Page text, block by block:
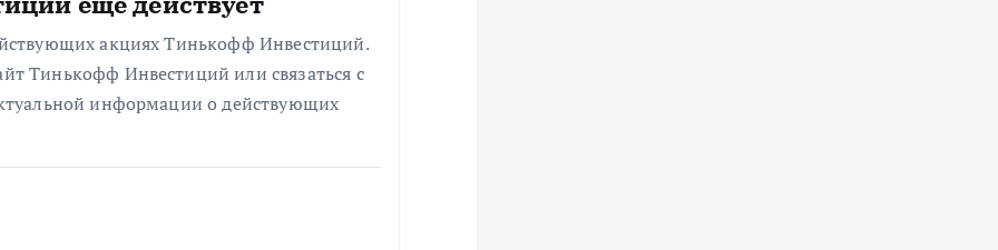
акциях Тинькофф Инвестиций.
Тинькофф Инвестиций или связаться с
информации о действующих